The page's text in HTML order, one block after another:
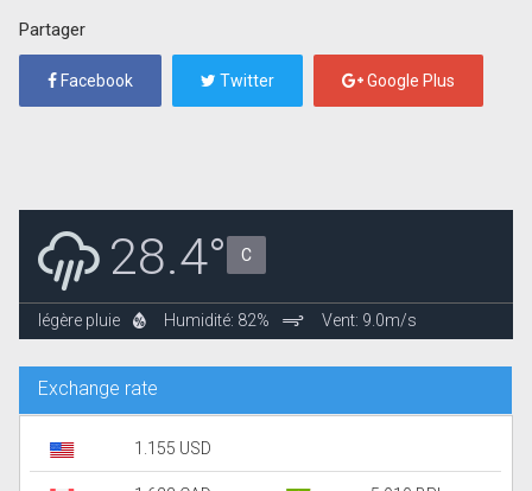
Partager
Facebook Twitter Google Plus
28.4° C
légère pluie Humidité: 82% Vent: 9.0m/s
Exchange rate
1.155 USD